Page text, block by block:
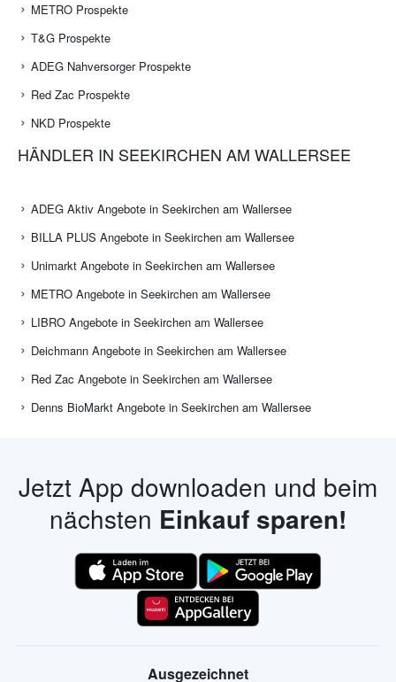
METRO Prospekte
T&G Prospekte
ADEG Nahversorger Prospekte
Red Zac Prospekte
NKD Prospekte
HÄNDLER IN SEEKIRCHEN AM WALLERSEE
ADEG Aktiv Angebote in Seekirchen am Wallersee
BILLA PLUS Angebote in Seekirchen am Wallersee
Unimarkt Angebote in Seekirchen am Wallersee
METRO Angebote in Seekirchen am Wallersee
LIBRO Angebote in Seekirchen am Wallersee
Deichmann Angebote in Seekirchen am Wallersee
Red Zac Angebote in Seekirchen am Wallersee
Denns BioMarkt Angebote in Seekirchen am Wallersee
Jetzt App downloaden und beim
nächsten Einkauf sparen!
Ausgezeichnet